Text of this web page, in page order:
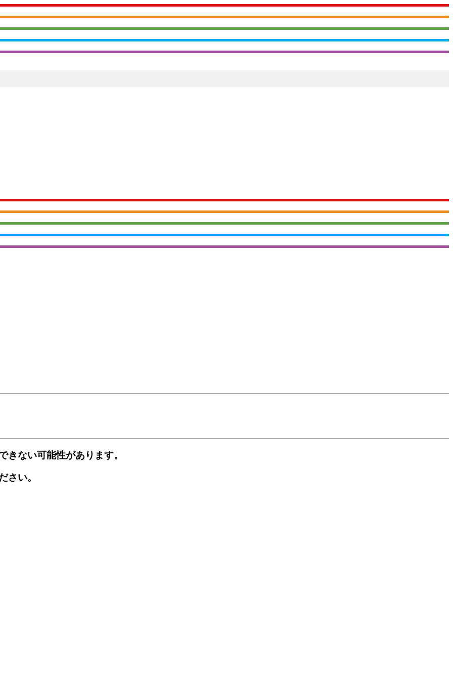
きない可能性があります。
さい。